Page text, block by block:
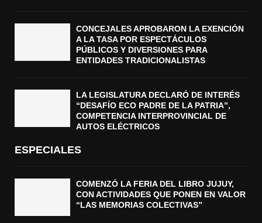
CONCEJALES APROBARON LA EXENCIÓN
A LA TASA POR ESPECTÁCULOS
PÚBLICOS Y DIVERSIONES PARA
ENTIDADES TRADICIONALISTAS
LA LEGISLATURA DECLARÓ DE INTERÉS
“DESAFÍO ECO PADRE DE LA PATRIA”,
COMPETENCIA INTERPROVINCIAL DE
AUTOS ELÉCTRICOS
ESPECIALES
COMENZÓ LA FERIA DEL LIBRO JUJUY,
CON ACTIVIDADES QUE PONEN EN VALOR
“LAS MEMORIAS COLECTIVAS”